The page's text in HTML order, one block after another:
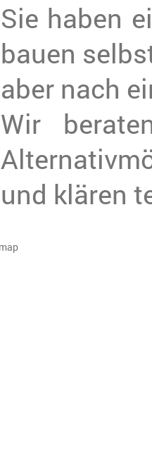
Sie haben
bauen
aber nach
Wir
und klären